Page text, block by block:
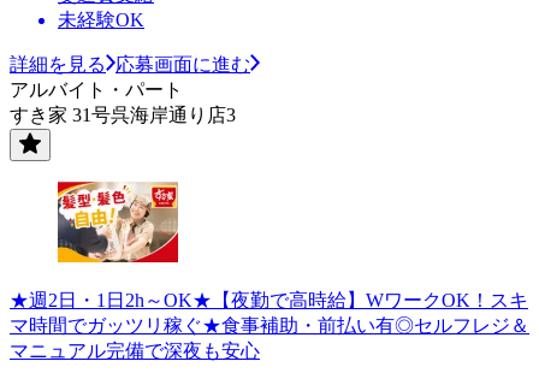
未経験OK
詳細を見る
応募画面に進む
アルバイト・パート
すき家 31号呉海岸通り店3
★週2日・1日2h～OK★【夜勤で高時給】WワークOK！スキ
マ時間でガッツリ稼ぐ★食事補助・前払い有◎セルフレジ＆
マニュアル完備で深夜も安心